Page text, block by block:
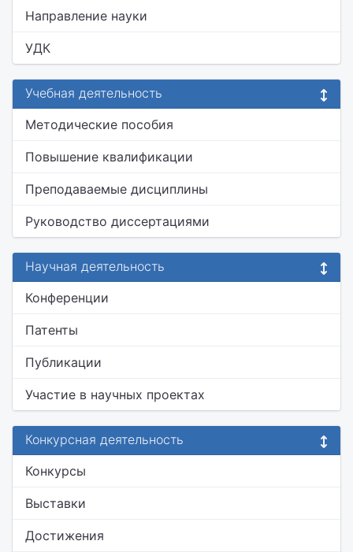
Направление науки
УДК
Учебная деятельность
Методические пособия
Повышение квалификации
Преподаваемые дисциплины
Руководство диссертациями
Научная деятельность
Конференции
Патенты
Публикации
Участие в научных проектах
Конкурсная деятельность
Конкурсы
Выставки
Достижения